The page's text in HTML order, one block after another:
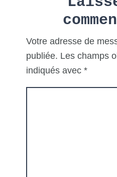
Votre adresse de
publiée. Les champs
indiqués avec*